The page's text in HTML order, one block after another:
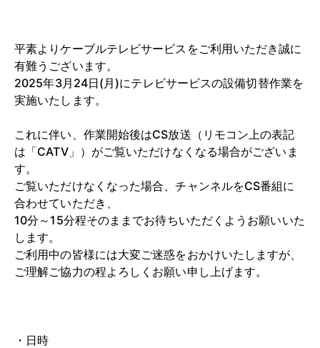
平素よりケーブルテレビサービスをご利用いただき誠に
有難うございます。
2025年3月24日(月)にテレビサービスの設備切替作業を
実施いたします。
これに伴い、作業開始後はCS放送（リモコン上の表記
は「CATV」）がご覧いただけなくなる場合がございま
す。
ご覧いただけなくなった場合、チャンネルをCS番組に
合わせていただき、
10分～15分程そのままでお待ちいただくようお願いいた
します。
ご利用中の皆様には大変ご迷惑をおかけいたしますが、
ご理解ご協力の程よろしくお願い申し上げます。
・日時